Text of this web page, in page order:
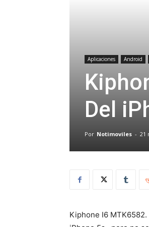
Aplicaciones Android
Del
Por Notimoviles - 21
Kiphone I6